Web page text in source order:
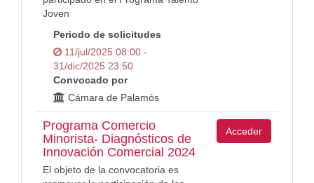
Joven
Periodo de solicitudes
11/jul/2025 08:00 -
31/dic/2025 23:50
Convocado por
Cámara de Palamós
Programa Comercio
Minorista- Diagnósticos de
Innovación Comercial 2024
El objeto de la convocatoria es
Acceder